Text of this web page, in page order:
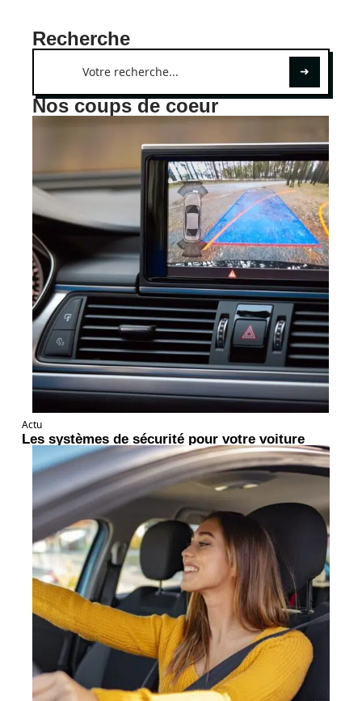
Recherche
Nos coups de coeur
Actu
Les systèmes de sécurité pour votre voiture